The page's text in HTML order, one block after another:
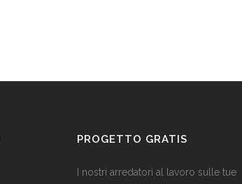
PROGETTO GRATIS
I nostri arredatori al lavoro sulle tue